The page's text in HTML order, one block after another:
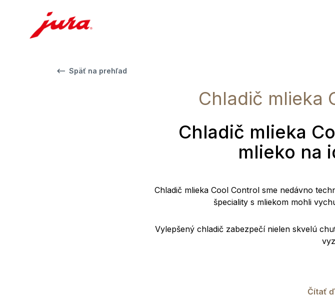
Späť na prehľad
Chladič mlieka
Chladič mlieka
mlieko na
Chladič mlieka Cool Control sme nedávno
špeciality s mliekom mohli
Vylepšený chladič zabezpečí nielen skvelú
Čítať